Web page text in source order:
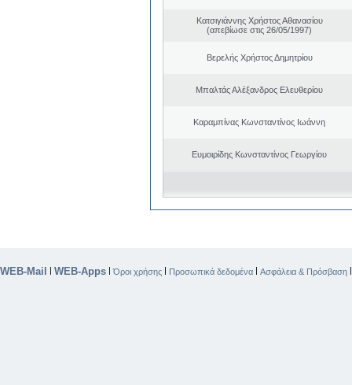
Κατσιγιάννης Χρήστος Αθανασίου
(απεβίωσε στις 26/05/1997)
Βερελής Χρήστος Δημητρίου
Μπαλτάς Αλέξανδρος Ελευθερίου
Καραμπίνας Κωνσταντίνος Ιωάννη
Ευμοιρίδης Κωνσταντίνος Γεωργίου
WEB-Mail | WEB-Apps |Όροι χρήσης | Προσωπικά δεδομένα | Ασφάλεια & Πρόσβαση